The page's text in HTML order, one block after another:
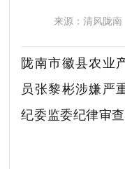
来源： 清风陇南
陇南市徽县农业
员张黎彬涉嫌严
纪委监委纪律审查